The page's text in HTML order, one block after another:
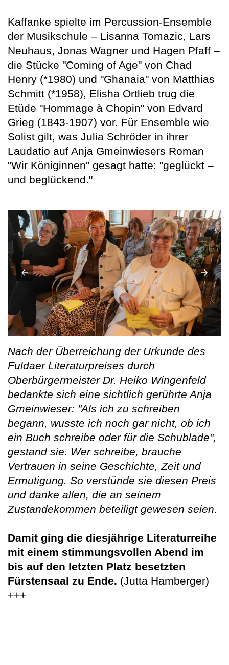
Kaffanke spielte im Percussion-Ensemble
der Musikschule – Lisanna Tomazic, Lars
Neuhaus, Jonas Wagner und Hagen Pfaff –
die Stücke "Coming of Age" von Chad
Henry (*1980) und "Ghanaia" von Matthias
Schmitt (*1958), Elisha Ortlieb trug die
Etüde "Hommage à Chopin" von Edvard
Grieg (1843-1907) vor. Für Ensemble wie
Solist gilt, was Julia Schröder in ihrer
Laudatio auf Anja Gmeinwiesers Roman
"Wir Königinnen" gesagt hatte: "geglückt –
und beglückend."
Nach der Überreichung der Urkunde des
Fuldaer Literaturpreises durch
Oberbürgermeister Dr. Heiko Wingenfeld
bedankte sich eine sichtlich gerührte Anja
Gmeinwieser: "Als ich zu schreiben
begann, wusste ich noch gar nicht, ob ich
ein Buch schreibe oder für die Schublade",
gestand sie. Wer schreibe, brauche
Vertrauen in seine Geschichte, Zeit und
Ermutigung. So verstünde sie diesen Preis
und danke allen, die an seinem
Zustandekommen beteiligt gewesen seien.
Damit ging die diesjährige Literaturreihe
mit einem stimmungsvollen Abend im
bis auf den letzten Platz besetzten
Fürstensaal zu Ende. (Jutta Hamberger)
+++